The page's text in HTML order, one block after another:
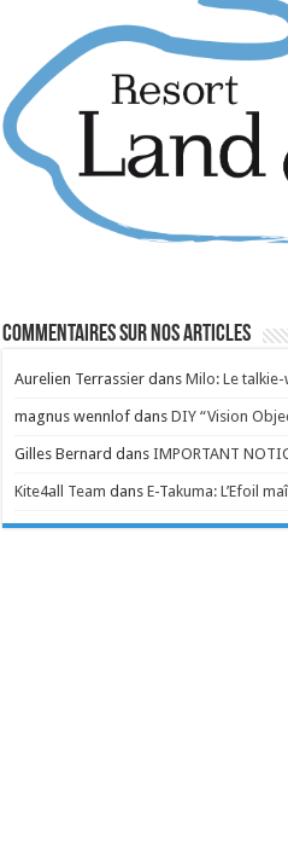
Commentaires sur nos articles
Aurelien Terrassier dansMilo: Le
magnus wennlof dansDIY “Vision
Gilles Bernard dansIMPORTANT
Kite4all Team dansE-Takuma: L’Efoil